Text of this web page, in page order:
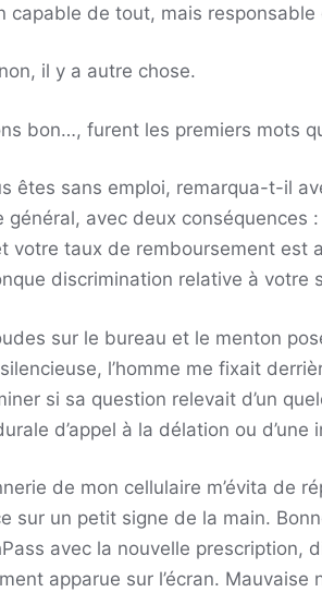
capable de tout, mais responsable
il y a autre chose.
bon…, furent les premiers mots
êtes sans emploi, remarqua-t-il
général, avec deux conséquences
votre taux de remboursement est
discrimination relative à
sur le bureau et le menton
l’homme me fixait
si sa question relevait d’un
d’appel à la délation ou
de mon cellulaire m’évita de
sur un petit signe de la main.
avec la nouvelle prescription,
apparue sur l’écran. Mauvaise